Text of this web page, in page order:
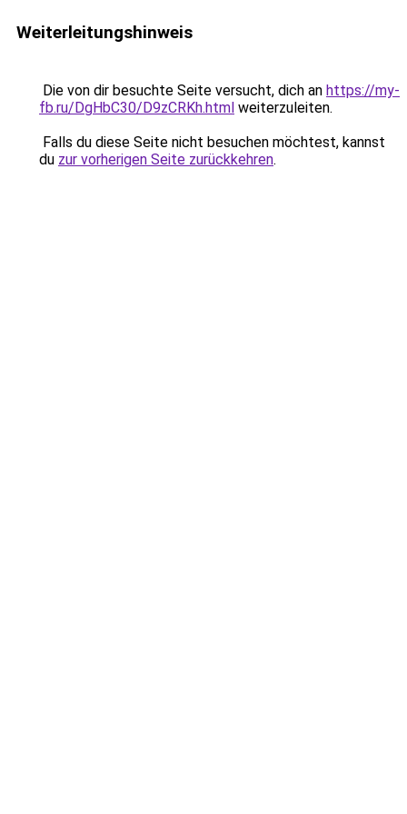
Weiterleitungshinweis
Die von dir besuchte Seite versucht, dich an https://my-
fb.ru/DgHbC30/D9zCRKh.html weiterzuleiten.
Falls du diese Seite nicht besuchen möchtest, kannst
du zur vorherigen Seite zurückkehren.